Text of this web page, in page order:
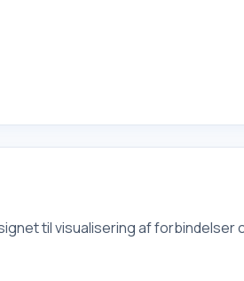
til visualisering af forbindelser